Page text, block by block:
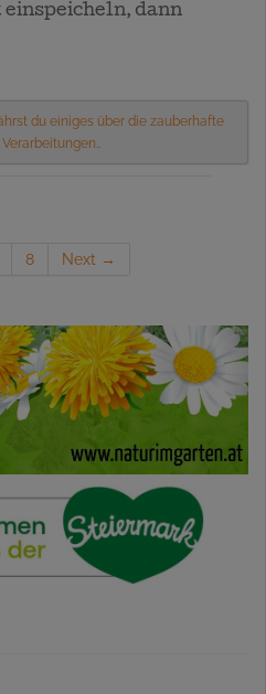
dann
du einiges über die zauberhafte
.
8 Next →